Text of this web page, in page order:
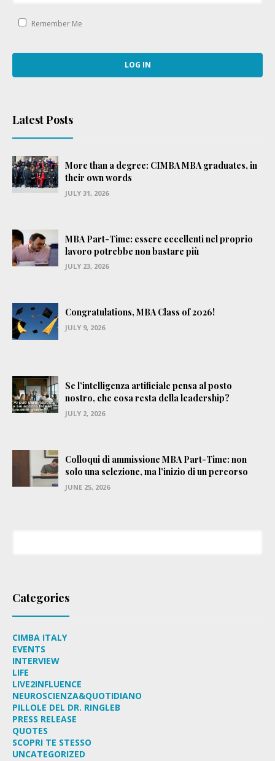
Remember Me
Latest Posts
More than a degree: CIMBA MBA graduates, in
their own words
JULY 31, 2026
MBA Part-Time: essere eccellenti nel proprio
lavoro potrebbe non bastare più
JULY 23, 2026
Congratulations, MBA Class of 2026!
JULY 9, 2026
Se l’intelligenza artificiale pensa al posto
nostro, che cosa resta della leadership?
JULY 2, 2026
Colloqui di ammissione MBA Part-Time: non
solo una selezione, ma l’inizio di un percorso
JUNE 25, 2026
Categories
CIMBA ITALY
EVENTS
INTERVIEW
LIFE
LIVE2INFLUENCE
NEUROSCIENZA&QUOTIDIANO
PILLOLE DEL DR. RINGLEB
PRESS RELEASE
QUOTES
SCOPRI TE STESSO
UNCATEGORIZED